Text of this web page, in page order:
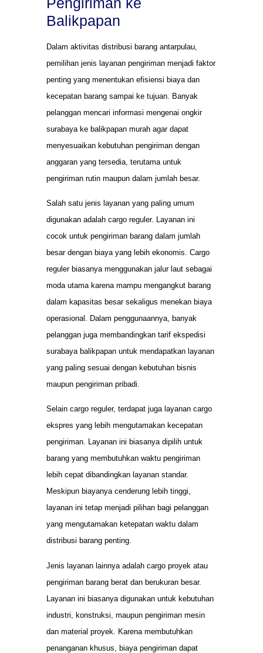
Balikpapan
Dalam aktivitas distribusi barang antarpulau,
pemilihan jenis layanan pengiriman menjadi faktor
penting yang menentukan efisiensi biaya dan
kecepatan barang sampai ke tujuan. Banyak
pelanggan mencari informasi mengenai ongkir
surabaya ke balikpapan murah agar dapat
menyesuaikan kebutuhan pengiriman dengan
anggaran yang tersedia, terutama untuk
pengiriman rutin maupun dalam jumlah besar.
Salah satu jenis layanan yang paling umum
digunakan adalah cargo reguler. Layanan ini
cocok untuk pengiriman barang dalam jumlah
besar dengan biaya yang lebih ekonomis. Cargo
reguler biasanya menggunakan jalur laut sebagai
moda utama karena mampu mengangkut barang
dalam kapasitas besar sekaligus menekan biaya
operasional. Dalam penggunaannya, banyak
pelanggan juga membandingkan tarif ekspedisi
surabaya balikpapan untuk mendapatkan layanan
yang paling sesuai dengan kebutuhan bisnis
maupun pengiriman pribadi.
Selain cargo reguler, terdapat juga layanan cargo
ekspres yang lebih mengutamakan kecepatan
pengiriman. Layanan ini biasanya dipilih untuk
barang yang membutuhkan waktu pengiriman
lebih cepat dibandingkan layanan standar.
Meskipun biayanya cenderung lebih tinggi,
layanan ini tetap menjadi pilihan bagi pelanggan
yang mengutamakan ketepatan waktu dalam
distribusi barang penting.
Jenis layanan lainnya adalah cargo proyek atau
pengiriman barang berat dan berukuran besar.
Layanan ini biasanya digunakan untuk kebutuhan
industri, konstruksi, maupun pengiriman mesin
dan material proyek. Karena membutuhkan
penanganan khusus, biaya pengiriman dapat